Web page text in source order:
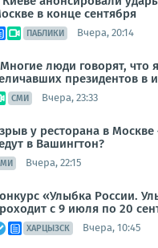
в конце сентября
ПАБЛИКИ Вчера, 20:14
люди говорят, что
президентов в
СМИ Вчера, 23:33
у ресторана в
в Вашингтон?
Вчера, 22:15
«Улыбка России.
с 9 июля по 20
ХАРЦЫЗСК Вчера, 10:45